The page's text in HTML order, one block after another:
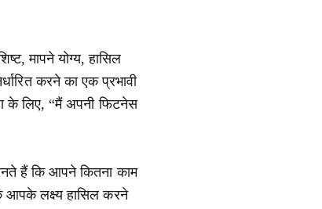
मापने योग्य, हासिल
करने का एक प्रभावी
के लिए, “मैं अपनी फिटनेस
हैं कि आपने कितना काम
आपके लक्ष्य हासिल करने